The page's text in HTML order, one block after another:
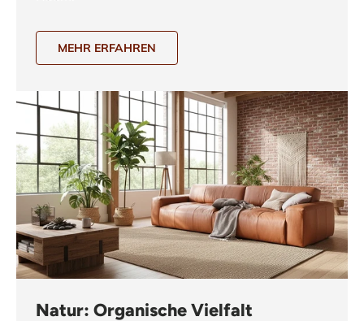
MEHR ERFAHREN
Natur: Organische Vielfalt